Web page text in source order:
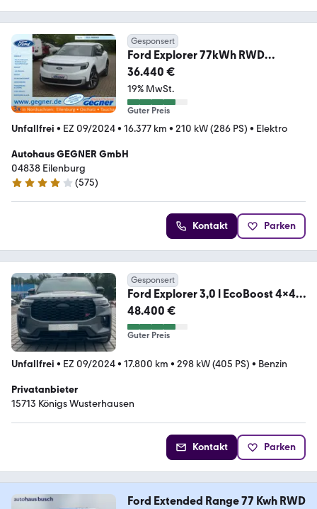
Gesponsert
Ford Explorer 77kWh RWD
Extended Wärmepumpe
36.440 €
19% MwSt.
Guter Preis
Unfallfrei • EZ 09/2024• 16.377 km • 210 kW (286 PS) • Elektro
Autohaus GEGNER GmbH
04838 Eilenburg
4.2 Sterne
(575)
Kontakt Parken
Gesponsert
Ford Explorer 3,0 l EcoBoost 4x4
ST-Line Mod 2025
48.400 €
Guter Preis
Unfallfrei • EZ 09/2024• 17.800 km • 298 kW (405 PS) • Benzin
Privatanbieter
15713 Königs Wusterhausen
Kontakt Parken
Ford Extended Range 77 Kwh RWD